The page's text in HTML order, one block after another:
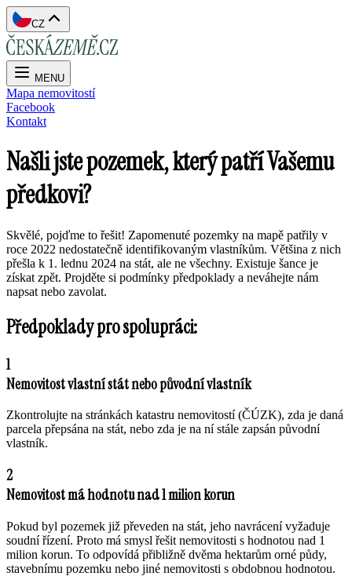
CZ
MENU
Mapa nemovitostí
Facebook
Kontakt
Našli jste pozemek, který patří Vašemu
předkovi?
Skvělé, pojďme to řešit! Zapomenuté pozemky na mapě patřily v
roce 2022 nedostatečně identifikovaným vlastníkům. Většina z nich
přešla k 1. lednu 2024 na stát, ale ne všechny. Existuje šance je
získat zpět. Projděte si podmínky předpoklady a neváhejte nám
napsat nebo zavolat.
Předpoklady pro spolupráci:
1
Nemovitost vlastní stát nebo původní vlastník
Zkontrolujte na stránkách katastru nemovitostí (ČÚZK), zda je daná
parcela přepsána na stát, nebo zda je na ní stále zapsán původní
vlastník.
2
Nemovitost má hodnotu nad 1 milion korun
Pokud byl pozemek již převeden na stát, jeho navrácení vyžaduje
soudní řízení. Proto má smysl řešit nemovitosti s hodnotou nad 1
milion korun. To odpovídá přibližně dvěma hektarům orné půdy,
stavebnímu pozemku nebo jiné nemovitosti s obdobnou hodnotou.